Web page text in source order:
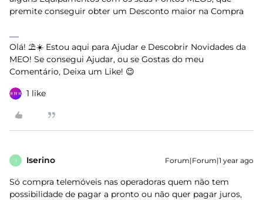
premite conseguir obter um Desconto maior na Compra
Olá! ⛱️☀️ Estou aqui para Ajudar e Descobrir Novidades da
MEO! Se consegui Ajudar, ou se Gostas do meu
Comentário, Deixa um Like! 😉
1 like
I Iserino Forum|Forum|1 year ago
Só compra telemóveis nas operadoras quem não tem
possibilidade de pagar a pronto ou não quer pagar juros,